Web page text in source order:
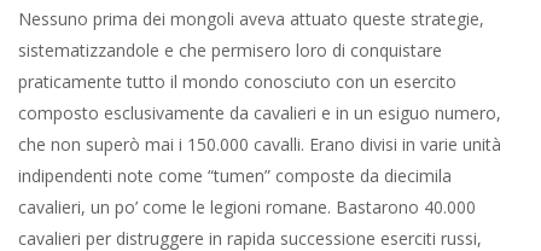
Nessuno prima dei mongoli aveva attuato queste strategie,
sistematizzandole e che permisero loro di conquistare
praticamente tutto il mondo conosciuto con un esercito
composto esclusivamente da cavalieri e in un esiguo numero,
che non superò mai i 150.000 cavalli. Erano divisi in varie unità
indipendenti note come “tumen” composte da diecimila
cavalieri, un po’ come le legioni romane. Bastarono 40.000
cavalieri per distruggere in rapida successione eserciti russi,